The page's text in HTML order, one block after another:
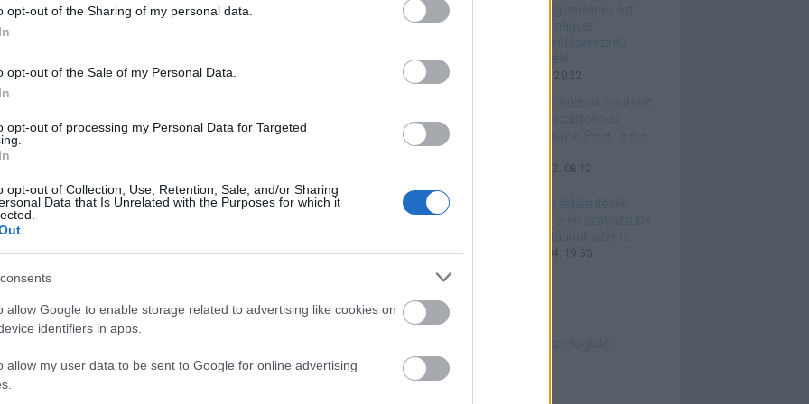
opt-out of the Sharing of my personal data.
opt-out of the Sale of my Personal Data.
opt-out of processing my Personal Data for Targeted
opt-out of Collection, Use, Retention, Sale, and/or Sharing
Data that Is Unrelated with the Purposes for which it
allow Google to enable storage related to advertising like cookies on
identifiers in apps.
allow my user data to be sent to Google for online advertising
receptet arra, hogyan tegyék
mert azok a támogatók személyét kötelesek
De miért ilyen szemérmesek, amikor a TAO esetében
TOVÁBB
közjogi tisztségviselőnek azt
üzeni, hogy a magyar
társadalom rendszerszintű
változást követel
2026. április 17. 20:22
Remélem, nem húznak csuklyát
az ukrán pénzszállítókhoz
hasonlóan Magyar Péter fejére
2026. március 22. 08:12
Eredménytelen feljelentések
helyett április 12-én szavazzunk
a legjobb belátásunk szerint
2026. március 04. 19:53
Igazán fontos linkek...
Luxembourgi jogesetek összefoglalói
Késedelmi kamatkalkulátor
Budapest Bike Maffia